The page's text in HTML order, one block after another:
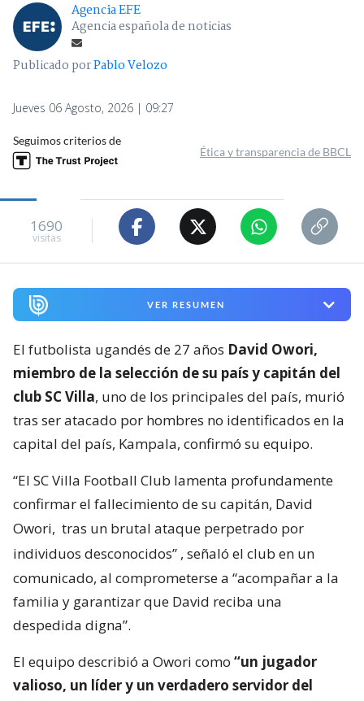
Agencia EFE
Agencia española de noticias
Publicado porPablo Velozo
Jueves 06 Agosto, 2026 | 09:27
Seguimos criterios de
Ética y transparencia de BBCL
1690
visitas
VER RESUMEN
El futbolista ugandés de 27 años David Owori,
miembro de la selección de su país y capitán del
club SC Villa, uno de los principales del país, murió
tras ser atacado por hombres no identificados en la
capital del país, Kampala, confirmó su equipo.
“El SC Villa Football Club lamenta profundamente
confirmar el fallecimiento de su capitán, David
Owori, tras un brutal ataque perpetrado por
individuos desconocidos” , señaló el club en un
comunicado, al comprometerse a “acompañar a la
familia y garantizar que David reciba una
despedida digna”.
El equipo describió a Owori como “un jugador
valioso, un líder y un verdadero servidor del